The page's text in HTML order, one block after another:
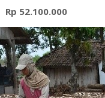
Rp 52.100.000